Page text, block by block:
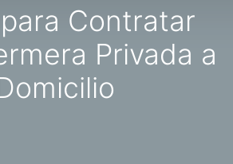
Contratar
Privada a